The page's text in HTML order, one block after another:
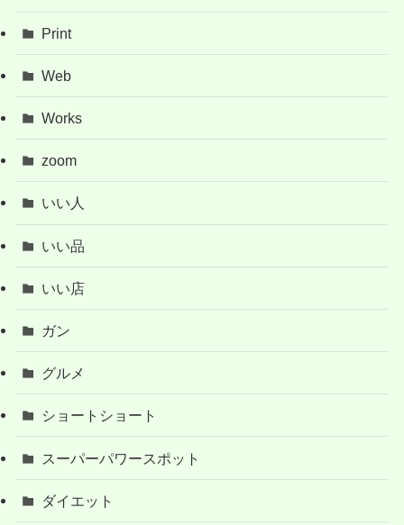
Print
Web
Works
zoom
いい人
いい品
いい店
ガン
グルメ
ショートショート
スーパーパワースポット
ダイエット